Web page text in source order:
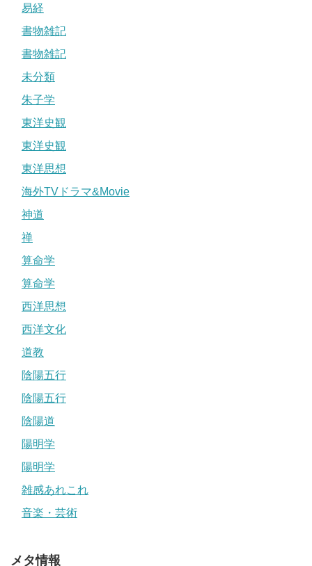
易経
書物雑記
書物雑記
未分類
朱子学
東洋史観
東洋史観
東洋思想
海外TVドラマ&Movie
神道
禅
算命学
算命学
西洋思想
西洋文化
道教
陰陽五行
陰陽五行
陰陽道
陽明学
陽明学
雑感あれこれ
音楽・芸術
メタ情報